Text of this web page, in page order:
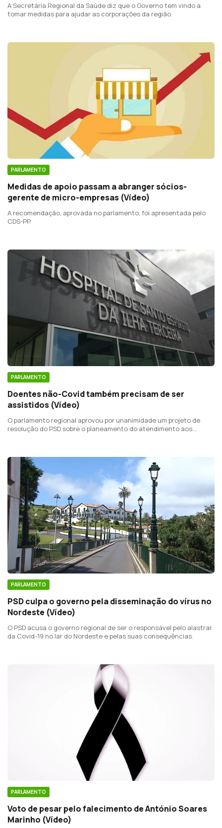
A Secretária Regional da Saúde diz que o Governo tem vindo a
tomar medidas para ajudar as corporações da região.
PARLAMENTO
Medidas de apoio passam a abranger sócios-
gerente de micro-empresas (Vídeo)
A recomendação, aprovada no parlamento, foi apresentada pelo
CDS-PP.
PARLAMENTO
Doentes não-Covid também precisam de ser
assistidos (Vídeo)
O parlamento regional aprovou por unanimidade um projeto de
resolução do PSD sobre o planeamento do atendimento aos
PARLAMENTO
PSD culpa o governo pela disseminação do vírus no
Nordeste (Vídeo)
O PSD acusa o governo regional de ser o responsável pelo alastrar
da Covid-19 no lar do Nordeste e pelas suas consequências.
PARLAMENTO
Voto de pesar pelo falecimento de António Soares
Marinho (Vídeo)